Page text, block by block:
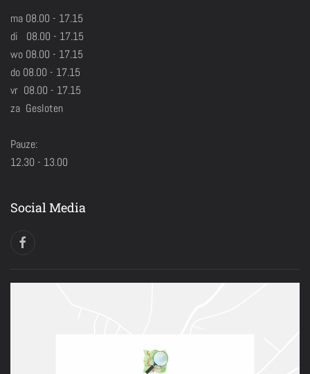
ma 08.00 - 17.15
di 08.00 - 17.15
wo 08.00 - 17.15
do 08.00 - 17.15
vr 08.00 - 17.15
za Gesloten
Pauze:
12.30 - 13.00
Social Media